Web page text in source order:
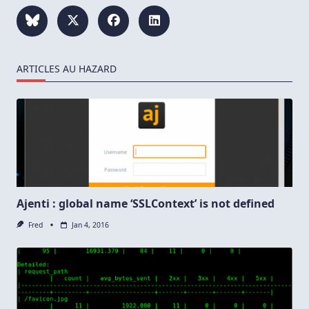
ARTICLES AU HAZARD
Ajenti : global name ‘SSLContext’ is not defined
Fred Jan 4, 2016